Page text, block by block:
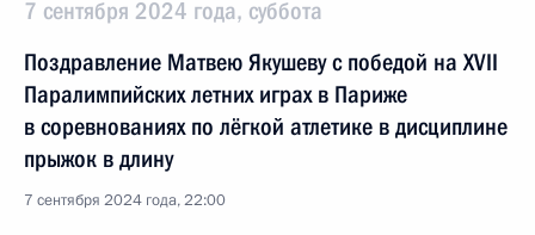
7 сентября 2024 года, суббота
Поздравление Матвею Якушеву с победой на XVII
Паралимпийских летних играх в Париже
в соревнованиях по лёгкой атлетике в дисциплине
прыжок в длину
7 сентября 2024 года, 22:00